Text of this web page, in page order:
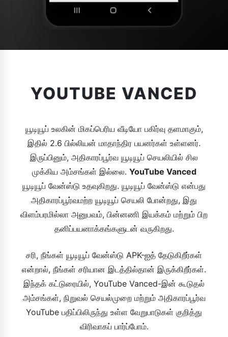
YOUTUBE VANCED
யூடியூப் உலகின் மிகப்பெரிய வீடியோ பகிர்வு தளமாகும்,
இதில் 2.6 பில்லியன் மாதாந்திர பயனர்கள் உள்ளனர்.
இருப்பினும், அதிகாரப்பூர்வ யூடியூப் செயலியில் சில
முக்கிய அம்சங்கள் இல்லை. YouTube Vanced
யூடியூப் வேன்ஸ்டு உதவுகிறது. யூடியூப் வேன்ஸ்டு என்பது
அதிகாரப்பூர்வமற்ற யூடியூப் செயலி போன்றது, இது
விளம்பரமில்லா அனுபவம், பின்னணி இயக்கம் மற்றும் பிற
தனிப்பயனாக்கங்களுடன் வருகிறது.
சரி, நீங்கள் யூடியூப் வேன்ஸ்டு APK-ஐத் தேடுகிறீர்கள்
என்றால், நீங்கள் சரியான இடத்தில்தான் இருக்கிறீர்கள்.
இந்தக் கட்டுரையில், YouTube Vanced-இன் கூடுதல்
அம்சங்கள், நிறுவல் செயல்முறை மற்றும் அதிகாரப்பூர்வ
YouTube பதிப்பிலிருந்து உள்ள வேறுபாடுகள் குறித்து
விரிவாகப் பார்ப்போம்.